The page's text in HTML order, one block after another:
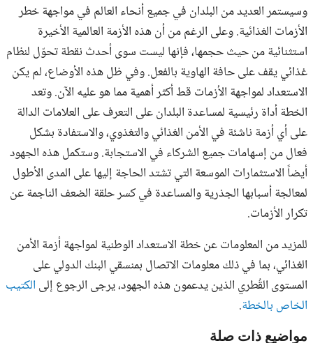
وسيستمر العديد من البلدان في جميع أنحاء العالم في مواجهة خطر
الأزمات الغذائية. وعلى الرغم من أن هذه الأزمة العالمية الأخيرة
استثنائية من حيث حجمها، فإنها ليست سوى أحدث نقطة تحوّل لنظام
غذائي يقف على حافة الهاوية بالفعل. وفي ظل هذه الأوضاع، لم يكن
الاستعداد لمواجهة الأزمات قط أكثر أهمية مما هو عليه الآن. وتعد
الخطة أداة رئيسية لمساعدة البلدان على التعرف على العلامات الدالة
على أي أزمة ناشئة في الأمن الغذائي والتغذوي، والاستفادة بشكل
فعال من إسهامات جميع الشركاء في الاستجابة. وستكمل هذه الجهود
أيضاً الاستثمارات الموسعة التي تشتد الحاجة إليها على المدى الأطول
لمعالجة أسبابها الجذرية والمساعدة في كسر حلقة الضعف الناجمة عن
تكرار الأزمات.
للمزيد من المعلومات عن خطة الاستعداد الوطنية لمواجهة أزمة الأمن
الغذائي، بما في ذلك معلومات الاتصال بمنسقي البنك الدولي على
المستوى القُطري الذين يدعمون هذه الجهود، يرجى الرجوع إلىالكتيب
الخاص بالخطة.
مواضيع ذات صلة